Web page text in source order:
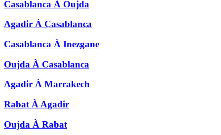
Casablanca À Oujda
Agadir À Casablanca
Casablanca À Inezgane
Oujda À Casablanca
Agadir À Marrakech
Rabat À Agadir
Oujda À Rabat